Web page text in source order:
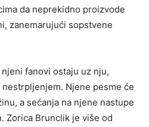
da neprekidno proizvode
zanemarujući sopstvene
fanovi ostaju uz nju,
Njene pesme će
a sećanja na njene nastupe
Zorica Brunclik je više od